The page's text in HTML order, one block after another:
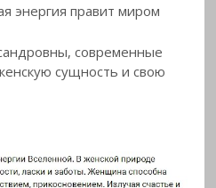
энергия правит миром
современные
сущность и свою